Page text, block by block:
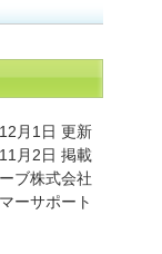
月1日 更新
月2日 掲載
ブ株式会社
ーサポート